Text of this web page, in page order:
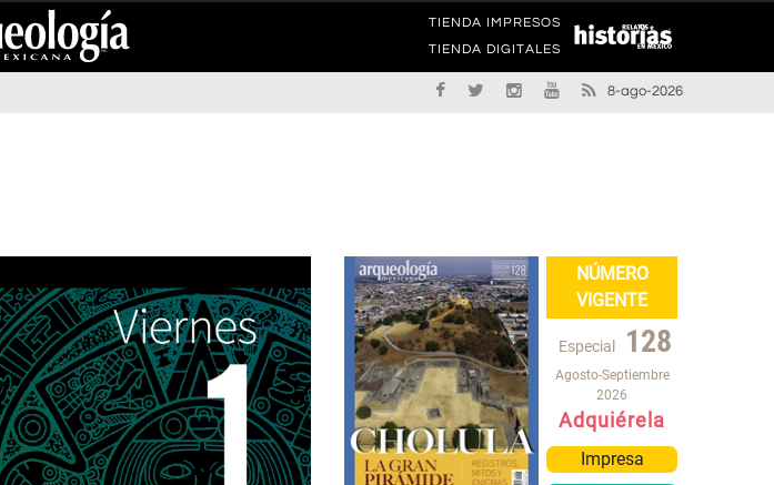
TIENDA IMPRESOS
TIENDA DIGITALES
8-ago-2026
NÚMERO
VIGENTE
Especial 128
Agosto-Septiembre
2026
Adquiérela
Impresa